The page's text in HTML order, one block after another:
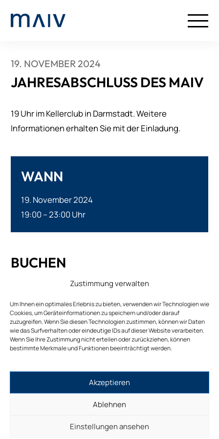
Zustimmung verwalten
Um Ihnen ein optimales Erlebnis zu bieten, verwenden wir Technologien wie
Cookies, um Geräteinformationen zu speichern und/oder darauf
zuzugreifen. Wenn Sie diesen Technologien zustimmen, können wir Daten
wie das Surfverhalten oder eindeutige IDs auf dieser Website verarbeiten.
Wenn Sie Ihre Zustimmung nicht erteilen oder zurückziehen, können
bestimmte Merkmale und Funktionen beeinträchtigt werden.
Akzeptieren
Ablehnen
Einstellungen ansehen
19. NOVEMBER 2024
JAHRESABSCHLUSS DES MAIV
19 Uhr im Kellerclub in Darmstadt. Weitere
Informationen erhalten Sie mit der Einladung.
WANN
19. November 2024
19:00 – 23:00 Uhr
BUCHEN
Online-Buchungen sind für diese Veranstaltung
nicht verfügbar.
© MAIV 2026
DATENSCHUTZ